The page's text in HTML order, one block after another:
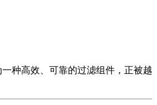
一种高效、可靠的过滤组件，正被越